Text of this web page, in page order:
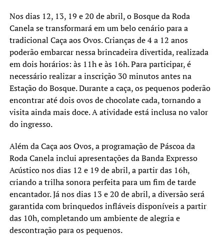
Nos dias 12, 13, 19 e 20 de abril, o Bosque da Roda
Canela se transformará em um belo cenário para a
tradicional Caça aos Ovos. Crianças de 4 a 12 anos
poderão embarcar nessa brincadeira divertida, realizada
em dois horários: às 11h e às 16h. Para participar, é
necessário realizar a inscrição 30 minutos antes na
Estação do Bosque. Durante a caça, os pequenos poderão
encontrar até dois ovos de chocolate cada, tornando a
visita ainda mais doce. A atividade está inclusa no valor
do ingresso.
Além da Caça aos Ovos, a programação de Páscoa da
Roda Canela inclui apresentações da Banda Expresso
Acústico nos dias 12 e 19 de abril, a partir das 16h,
criando a trilha sonora perfeita para um fim de tarde
encantador. Já nos dias 13 e 20 de abril, a diversão será
garantida com brinquedos infláveis disponíveis a partir
das 10h, completando um ambiente de alegria e
descontração para os pequenos.